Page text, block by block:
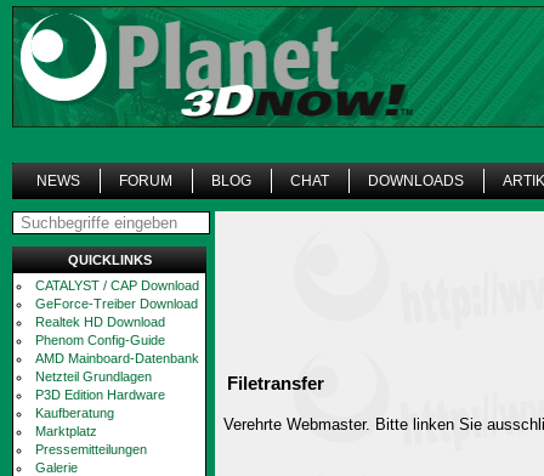
NEWS FORUM BLOG CHAT DOWNLOADS
QUICKLINKS
CATALYST / CAP Download
GeForce-Treiber Download
Realtek HD Download
Phenom Config-Guide
AMD Mainboard-Datenbank
Netzteil Grundlagen
P3D Edition Hardware
Kaufberatung
Marktplatz
Pressemitteilungen
Galerie
Filetransfer
Verehrte Webmaster. Bitte linken Sie